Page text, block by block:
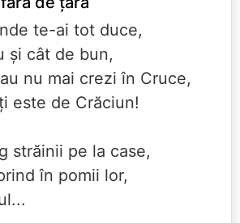
te-ai tot duce,
și cât de bun,
nu mai crezi în Cruce,
este de Crăciun!
străinii pe la case,
în pomii lor,